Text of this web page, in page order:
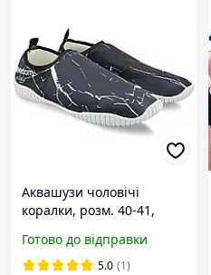
Аквашузи чоловічі
коралки, розм. 40-41,
пляжу, коралів та
басейну, ZS002
Готово до відправки
5.0 (1)